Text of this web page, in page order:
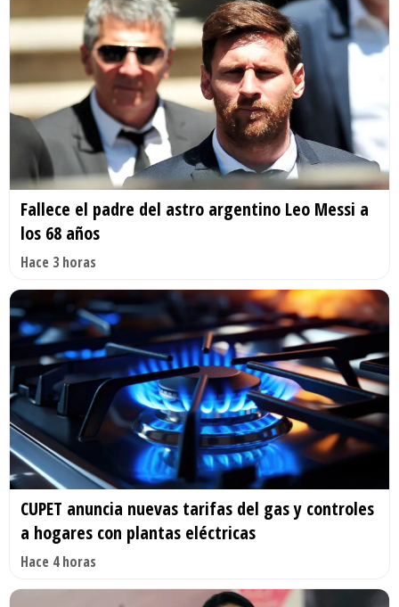
Fallece el padre del astro argentino Leo Messi a
los 68 años
Hace 3 horas
CUPET anuncia nuevas tarifas del gas y controles
a hogares con plantas eléctricas
Hace 4 horas